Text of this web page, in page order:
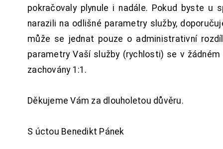
pokračovaly plynule i nadále. Pokud byste u
narazili na odlišné parametry služby,
může se jednat pouze o administrativní
parametry Vaší služby (rychlosti) se v
zachovány 1:1.
Děkujeme Vám za dlouholetou důvěru.
S úctou Benedikt Pánek